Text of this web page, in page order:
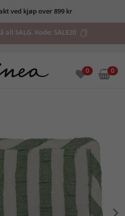
ved kjøp over 899 kr
all SALG. Kode: SALE20
0 0